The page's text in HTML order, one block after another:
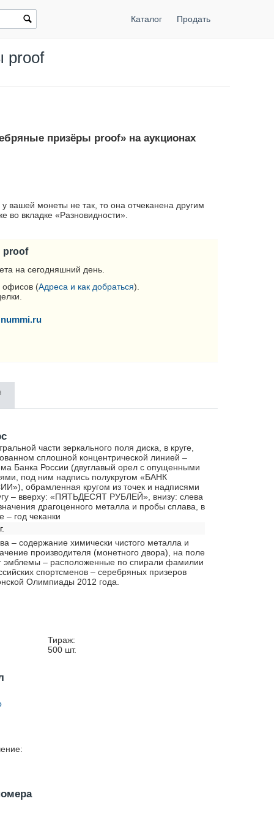
Каталог Продать
proof
призёры proof» на аукционах
вашей монеты не так, то она отчеканена другим
вкладке «Разновидности».
proof
на сегодняшний день.
офисов (Адреса и как добраться).
части зеркального поля диска, в круге,
сплошной концентрической линией –
Банка России (двуглавый орел с опущенными
под ним надпись полукругом «БАНК
обрамленная кругом из точек и надписями
– вверху: «ПЯТЬДЕСЯТ РУБЛЕЙ», внизу: слева
драгоценного металла и пробы сплава, в
– год чеканки
– содержание химически чистого металла и
производителя (монетного двора), на поле
эмблемы – расположенные по спирали фамилии
спортсменов – серебряных призеров
Олимпиады 2012 года.
Тираж:
500 шт.